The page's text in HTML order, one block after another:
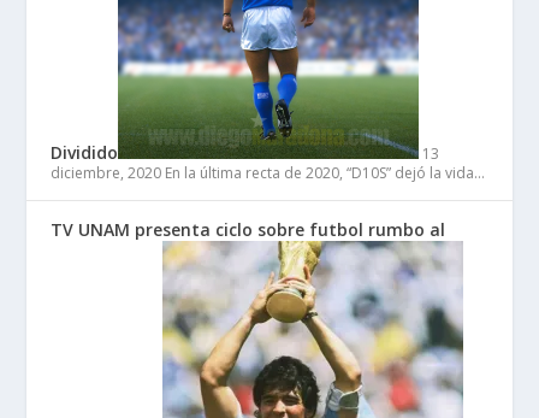
Dividido
13
diciembre, 2020 En la última recta de 2020, “D10S” dejó la vida…
TV UNAM presenta ciclo sobre futbol rumbo al